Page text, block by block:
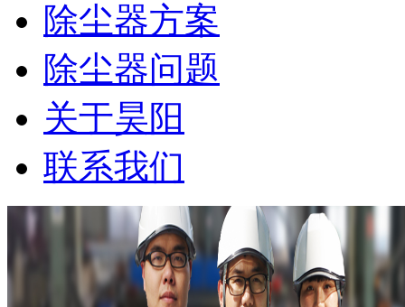
除尘器方案
除尘器问题
关于昊阳
联系我们